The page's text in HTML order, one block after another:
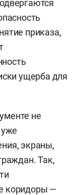
приказа,
ущерба для
не
уже
экраны,
Так,
коридоры —